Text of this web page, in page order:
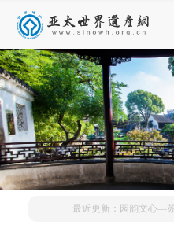
最近更新：园韵文心—